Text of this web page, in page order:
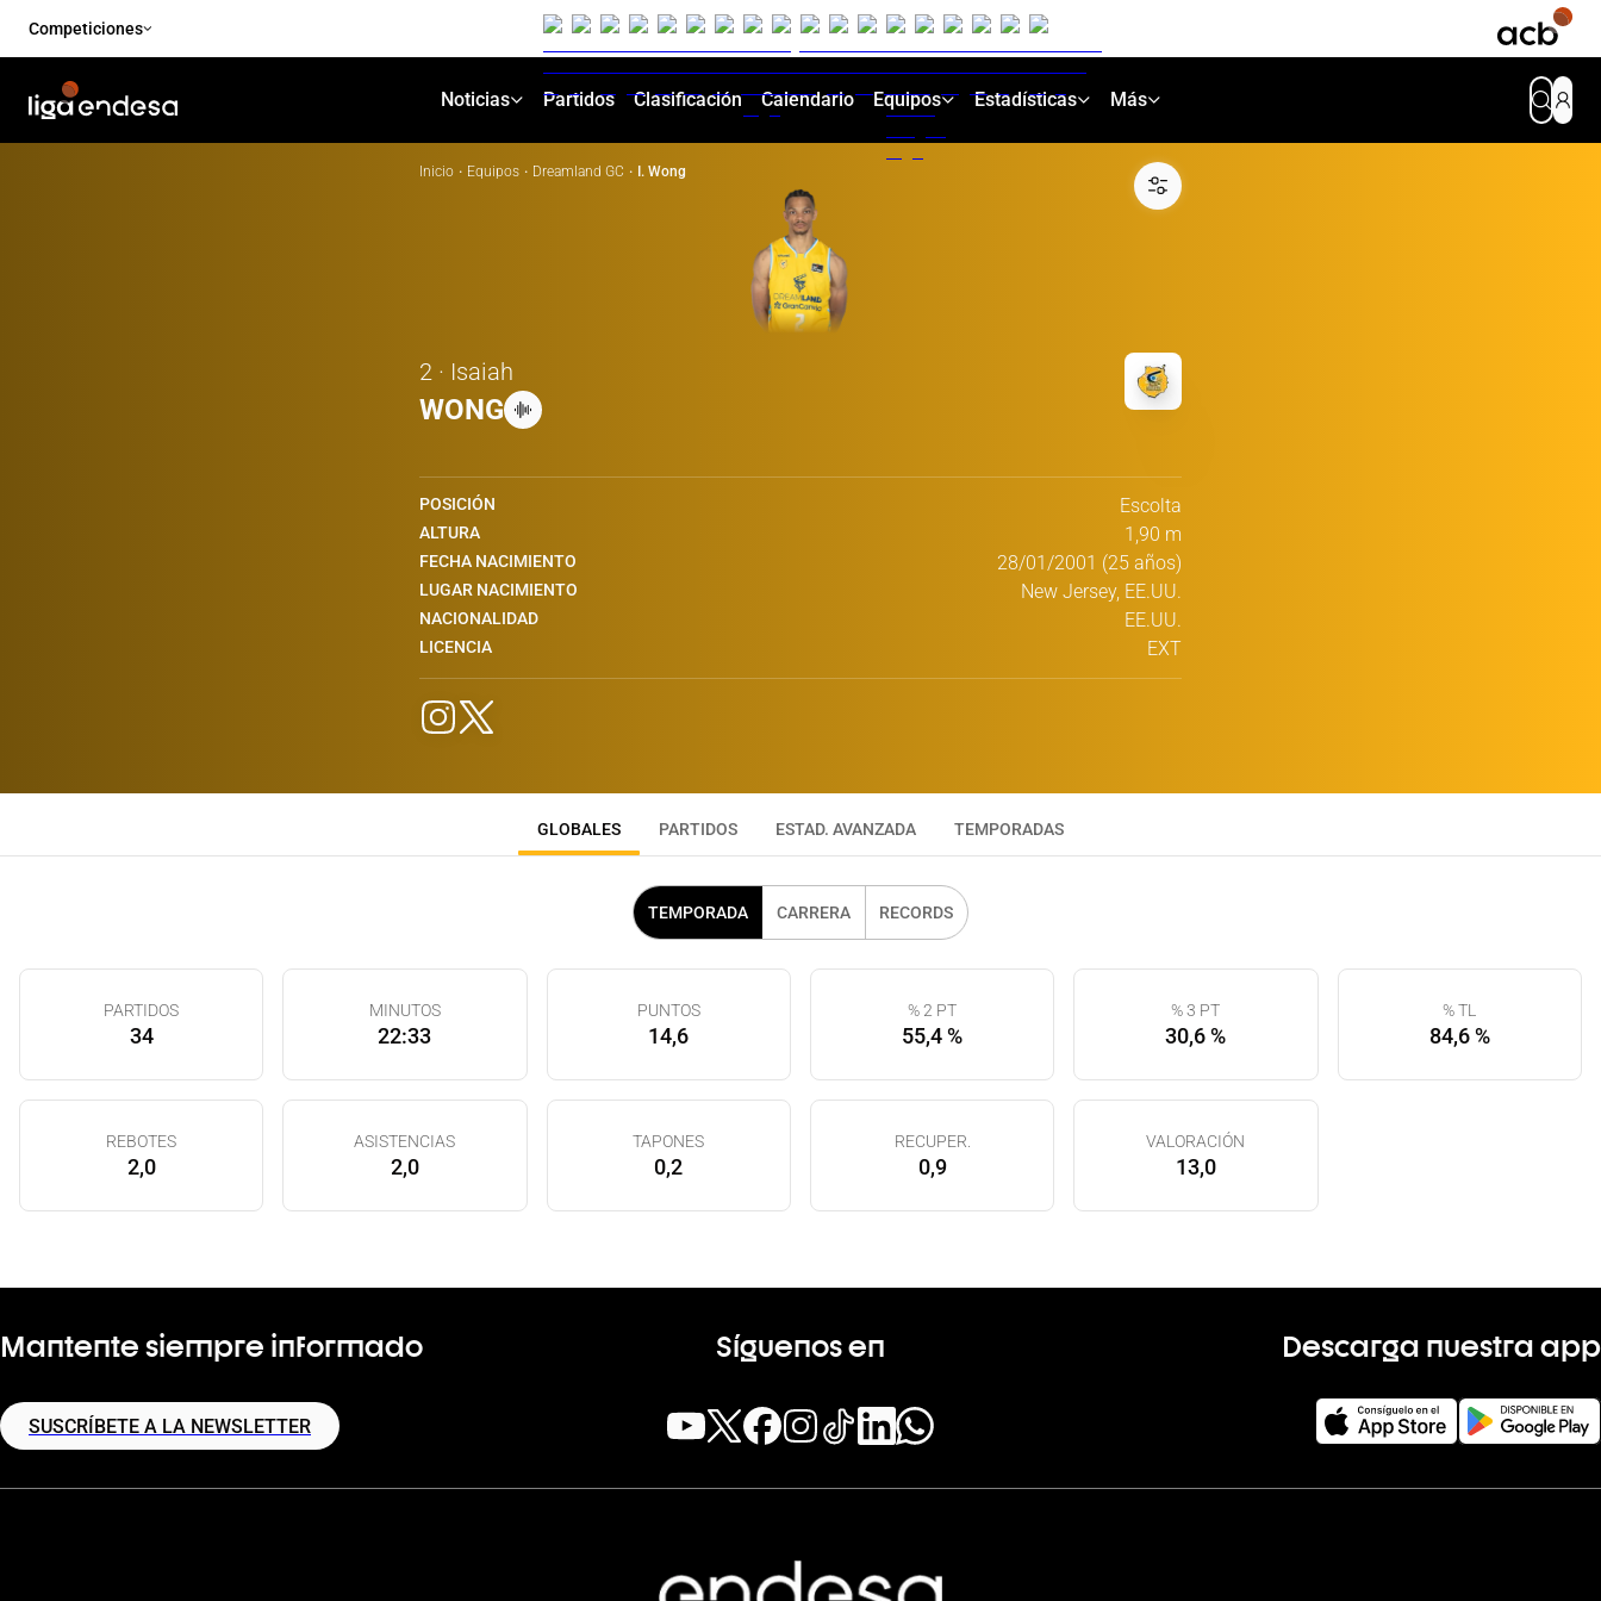
Competiciones
Noticias Partidos Clasificación Calendario Equipos Estadísticas Más
Inicio · Equipos · Dreamland GC · I. Wong
2 · Isaiah
WONG
POSICIÓN Escolta
ALTURA 1,90 m
FECHA NACIMIENTO 28/01/2001 (25 años)
LUGAR NACIMIENTO New Jersey, EE.UU.
NACIONALIDAD EE.UU.
LICENCIA EXT
GLOBALES PARTIDOS ESTAD. AVANZADA TEMPORADAS
TEMPORADA CARRERA RECORDS
PARTIDOS
34
MINUTOS
22:33
PUNTOS
14,6
% 2 PT
55,4 %
% 3 PT
30,6 %
% TL
84,6 %
REBOTES
2,0
ASISTENCIAS
2,0
TAPONES
0,2
RECUPER.
0,9
VALORACIÓN
13,0
Mantente siempre informado
SUSCRÍBETE A LA NEWSLETTER
Síguenos en Descarga nuestra app